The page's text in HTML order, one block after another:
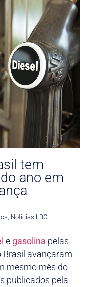
tem
ano em
, Noticias LBC
e gasolina pelas
Brasil avançaram
mesmo mês do
publicados pela